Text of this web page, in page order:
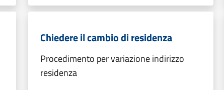
Chiedere il cambio di residenza
Procedimento per variazione indirizzo
residenza